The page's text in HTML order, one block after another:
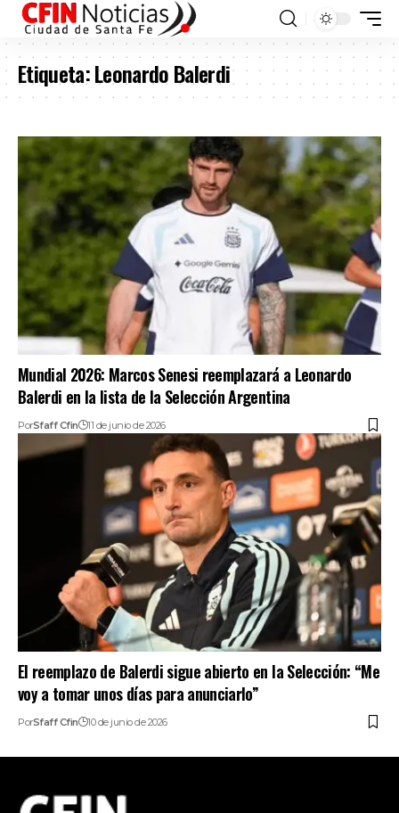
Etiqueta:Leonardo Balerdi
Mundial 2026: Marcos Senesi reemplazará a Leonardo
Balerdi en la lista de la Selección Argentina
PorSfaff Cfin 11 de junio de 2026
El reemplazo de Balerdi sigue abierto en la Selección: “Me
voy a tomar unos días para anunciarlo”
PorSfaff Cfin 10 de junio de 2026